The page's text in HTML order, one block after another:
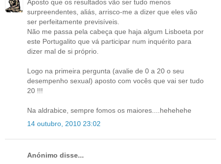
Aposto que os resultados vão ser tudo menos
surpreendentes, aliás, arrisco-me a dizer que eles vão
ser perfeitamente previsíveis.
Não me passa pela cabeça que haja algum Lisboeta por
este Portugalito que vá participar num inquérito para
dizer mal de si próprio.
Logo na primeira pergunta (avalie de 0 a 20 o seu
desempenho sexual) aposto com vocês que vai ser tudo
20 !!!
Na aldrabice, sempre fomos os maiores....hehehehe
14 outubro, 2010 23:02
Anónimo disse...